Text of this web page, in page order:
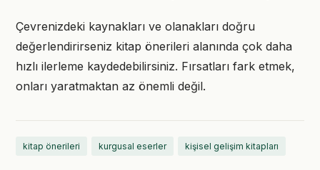
Çevrenizdeki kaynakları ve olanakları doğru
değerlendirirseniz kitap önerileri alanında çok daha
hızlı ilerleme kaydedebilirsiniz. Fırsatları fark etmek,
onları yaratmaktan az önemli değil.
kitap önerileri kurgusal eserler kişisel gelişim kitapları